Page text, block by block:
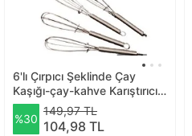
6'lı Çırpıcı Şeklinde Çay
Kaşığı-çay-kahve Karıştırıcı-
çok Amaçlı Karıştırıcı
%30
149,97 TL
104,98 TL